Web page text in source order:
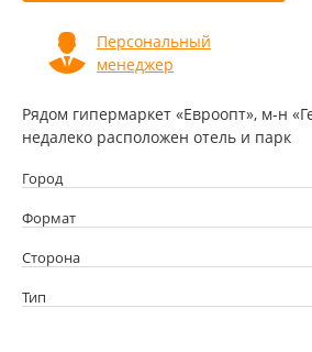
Персональный
менеджер
Рядом гипермаркет «Евроопт», м-н
недалеко расположен отель и парк
Город
Формат
Сторона
Тип